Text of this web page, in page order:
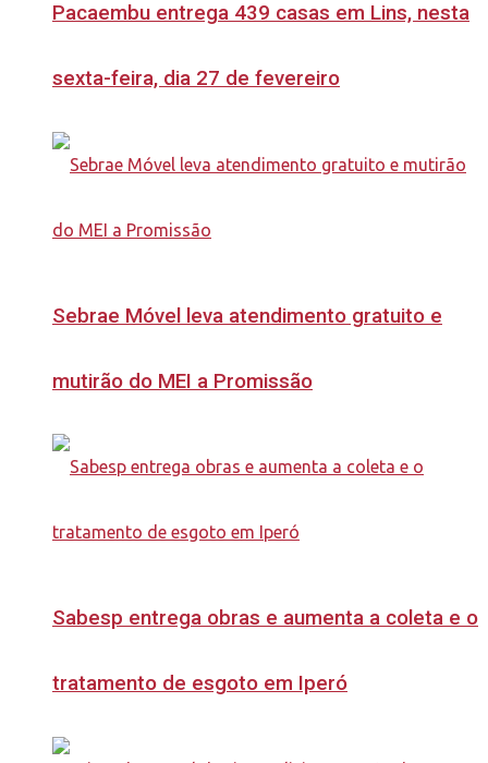
Pacaembu entrega 439 casas em Lins, nesta
sexta-feira, dia 27 de fevereiro
Sebrae Móvel leva atendimento gratuito e
mutirão do MEI a Promissão
Sabesp entrega obras e aumenta a coleta e o
tratamento de esgoto em Iperó